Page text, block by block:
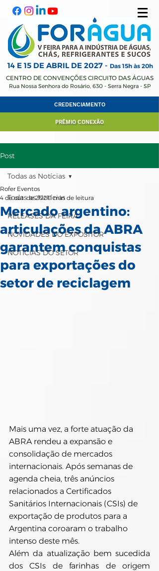
14 E 15 DE ABRIL DE 2027 - Das 15h às 20h
CENTRO DE CONVENÇÕES CIRCUITO DAS ÁGUAS
Rua Nossa Senhora do Rosário, 630 - Serra Negra - SP
CREDENCIAMENTO
PRÊMIO CONEXÃO
Post
Todas as Notícias
RELEASES DA FEIRA
NOVIDADES DO EXPOSITOR
NOTÍCIAS DO SETOR
Todas as Notícias
Mercado argentino:
articulações da ABRA
garantem conquistas
para exportações do
setor de reciclagem
Rofer Eventos
4 de out. de 20211 min de leitura
Mais uma vez, a forte atuação da
ABRA rendeu a expansão e
consolidação de mercados
internacionais. Após semanas de
agenda cheia, três anúncios
relacionados a Certificados
Sanitários Internacionais (CSIs) de
exportação de produtos para a
Argentina coroaram o trabalho
intenso deste mês.
Além da atualização bem sucedida
dos CSIs de farinhas de origem